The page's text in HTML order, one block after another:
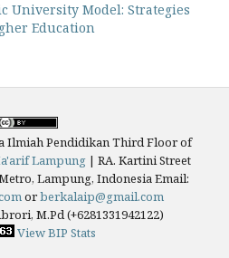
University Model: Strategies
Education
Ilmiah Pendidikan Third Floor of
Lampung | RA. Kartini Street
Lampung, IndonesiaEmail:
orberkalaip@gmail.com
M.Pd (+6281331942122)
View BIP Stats